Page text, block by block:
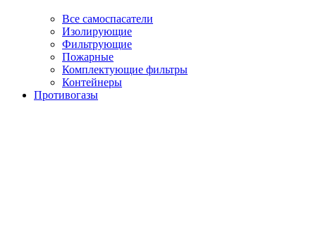
Все самоспасатели
Изолирующие
Фильтрующие
Пожарные
Комплектующие фильтры
Контейнеры
Противогазы